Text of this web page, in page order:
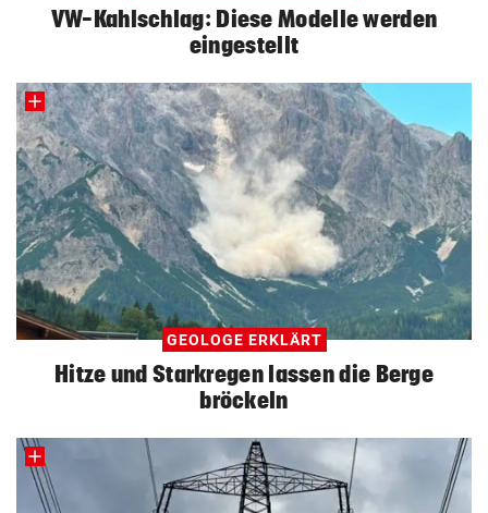
VW-Kahlschlag: Diese Modelle werden
eingestellt
GEOLOGE ERKLÄRT
Hitze und Starkregen lassen die Berge
bröckeln